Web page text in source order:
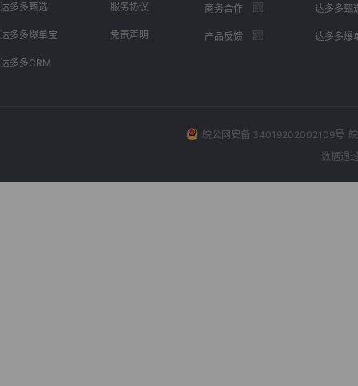
达多多甄选
达多多爆单宝
达多多CRM
服务协议
免责声明
商务合作
产品反馈
达多多甄
达多多爆
皖公网安备 34019202002109号
数据通